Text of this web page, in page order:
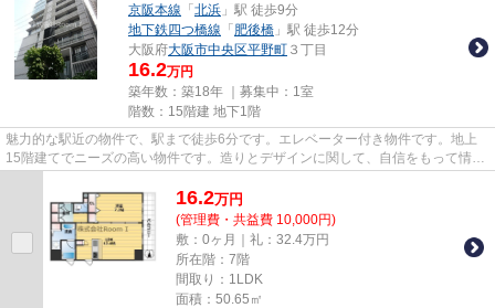
京阪本線 「 北浜 」駅 徒歩9分
地下鉄四つ橋線 「 肥後橋 」駅 徒歩12分
大阪府大阪市中央区平野町 ３丁目
16.2万円
築年数：築18年 ｜募集中： 1室
階数：15階建 地下1階
魅力的な駅近の物件で、駅まで徒歩6分です。エレベーター付き物件です。地上
15階建てでニーズの高い物件です。造りとデザインに関して、自信をもって情報
16.2万円
(管理費・共益費 10,000円)
敷：0ヶ月｜礼：32.4万円
所在階：7階
間取り：1LDK
面積：50.65㎡